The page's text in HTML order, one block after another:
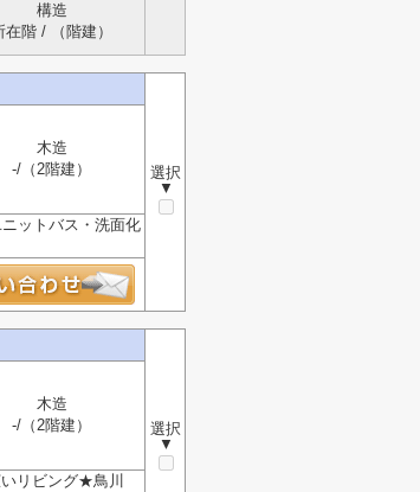
構造
在階 / （階建）
選択
▼
木造
-/（2階建）
ットバス・洗面化
選択
▼
木造
-/（2階建）
リビング★鳥川